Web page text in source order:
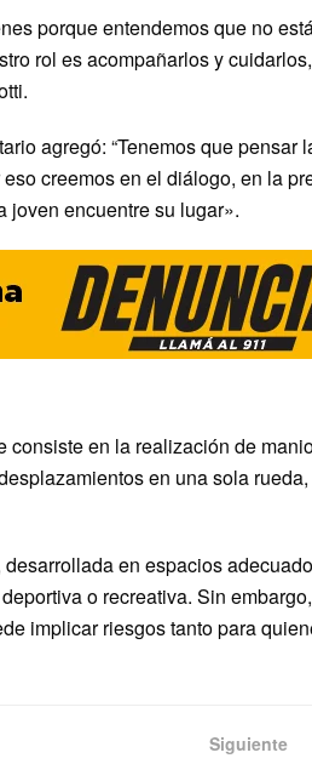
porque entendemos que no
rol es acompañarlos y
agregó: “Tenemos que
creemos en el diálogo, en la
joven encuentre su lugar».
consiste en la realización de
en una sola
en espacios
o recreativa. Sin
implicar riesgos tanto para
Siguiente